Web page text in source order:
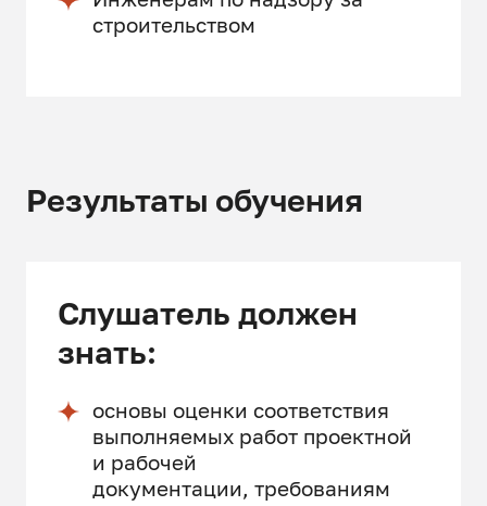
строительством
Результаты обучения
Слушатель должен
знать:
основы оценки соответствия
выполняемых работ проектной
и рабочей
документации, требованиям